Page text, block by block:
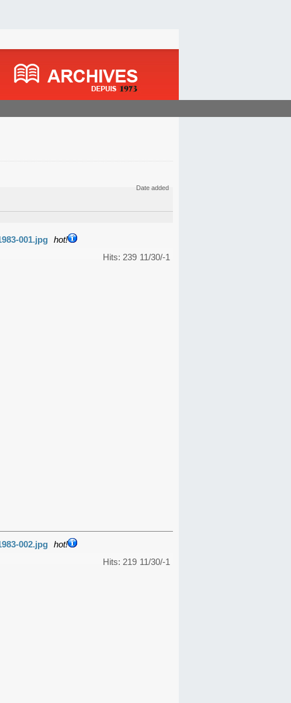
Date added
001.jpg hot!
11/30/-1
Hits: 239
002.jpg hot!
11/30/-1
Hits: 219